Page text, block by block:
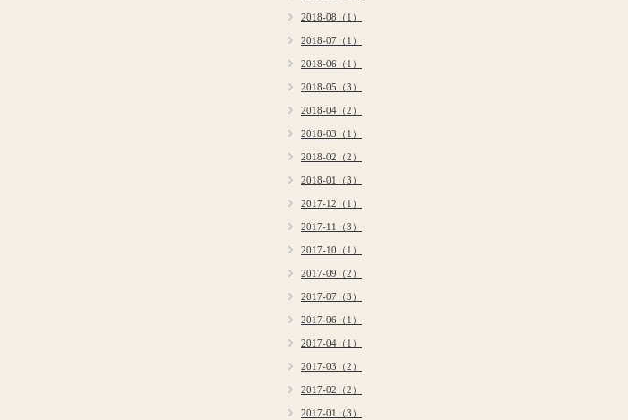
2018-08（1）
2018-07（1）
2018-06（1）
2018-05（3）
2018-04（2）
2018-03（1）
2018-02（2）
2018-01（3）
2017-12（1）
2017-11（3）
2017-10（1）
2017-09（2）
2017-07（3）
2017-06（1）
2017-04（1）
2017-03（2）
2017-02（2）
2017-01（3）